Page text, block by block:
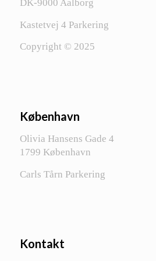
DK-9000 Aalborg
Kastetvej 4 Parkering
Copyright © 2025
København
Olivia Hansens Gade 4
1799 København
Carls Tårn Parkering
Kontakt